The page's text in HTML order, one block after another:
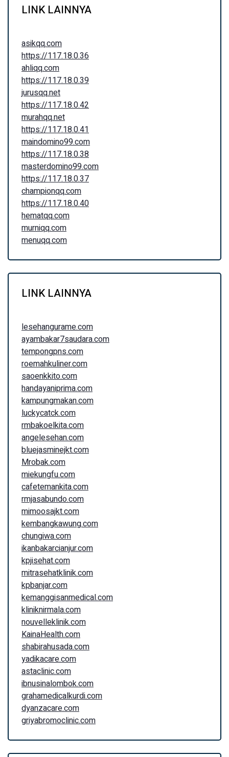
LINK LAINNYA
asikqq.com
https://117.18.0.36
ahliqq.com
https://117.18.0.39
jurusqq.net
https://117.18.0.42
murahqq.net
https://117.18.0.41
maindomino99.com
https://117.18.0.38
masterdomino99.com
https://117.18.0.37
championqq.com
https://117.18.0.40
hematqq.com
murniqq.com
menuqq.com
LINK LAINNYA
lesehangurame.com
ayambakar7saudara.com
tempongpns.com
roemahkuliner.com
saoenkkito.com
handayaniprima.com
kampungmakan.com
luckycatck.com
rmbakoelkita.com
angelesehan.com
bluejasminejkt.com
Mrobak.com
miekungfu.com
cafetemankita.com
rmjasabundo.com
mimoosajkt.com
kembangkawung.com
chungiwa.com
ikanbakarcianjur.com
kpjisehat.com
mitrasehatklinik.com
kpbanjar.com
kemanggisanmedical.com
kliniknirmala.com
nouvelleklinik.com
KainaHealth.com
shabirahusada.com
yadikacare.com
astaclinic.com
ibnusinalombok.com
grahamedicalkurdi.com
dyanzacare.com
griyabromoclinic.com